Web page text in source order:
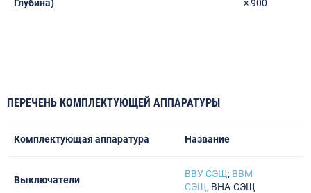
Глубина)
× 900
ПЕРЕЧЕНЬ КОМПЛЕКТУЮЩЕЙ АППАРАТУРЫ
Комплектующая аппаратура Название
Выключатели
ВВУ-СЭЩ; ВВМ-
СЭЩ; ВНА-СЭЩ